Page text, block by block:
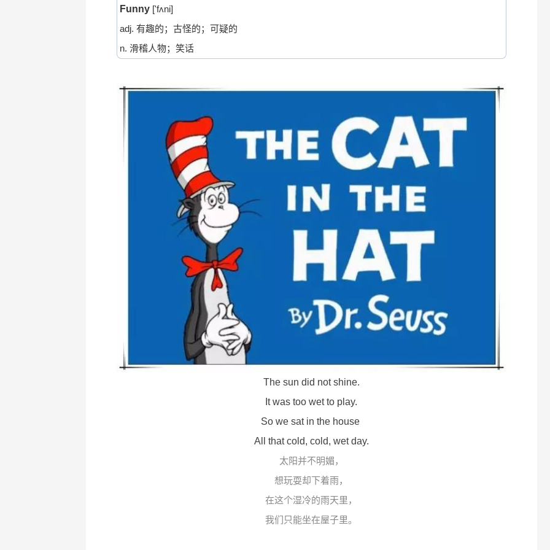
Funny ['fʌni]
adj. 有趣的；古怪的；可疑的
n. 滑稽人物；笑话
The sun did not shine.
It was too wet to play.
So we sat in the house
All that cold, cold, wet day.
太阳并不明媚，
想玩耍却下着雨，
在这个湿冷的雨天里，
我们只能坐在屋子里。